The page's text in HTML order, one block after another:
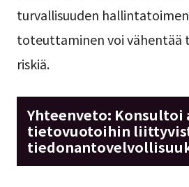
turvallisuuden
toteuttaminen voi vähentää
riskiä.
Yhteenveto: Konsultoi
tietovuotoihin